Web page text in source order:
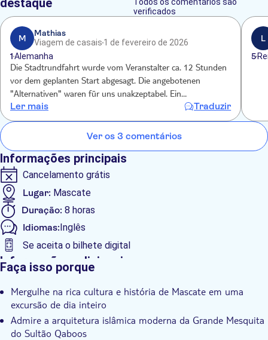
mercado de peixes e compre souvenirs exclusivos no histórico
souq.
Após um delicioso almoço em um restaurante local, o passeio
leva você ao majestoso Palácio de Al Alam, a residência
cerimonial de Sua Majestade, o Sultão. Explore o Forte Mirani,
uma fortaleza do século XVI que oferece vistas deslumbrantes
do porto.
Conclua sua jornada no Museu Nacional, onde você mergulhará
na rica herança cultural de Omã por meio de suas exposições
cuidadosamente selecionadas. Este passeio é a maneira
perfeita de vivenciar a essência de Mascate em um único dia,
combinando história, cultura e paisagens de tirar o fôlego.
destaque
verificados
M
Mathias
Viagem de casais 1 de fevereiro de 2026
1Alemanha
Die Stadtrundfahrt wurde vom Veranstalter ca. 12 Stunden
vor dem geplanten Start abgesagt. Die angebotenen
"Alternativen" waren für uns unakzeptabel. Ein
Kostenerstattungsformular wurde noch am gleichen Tag
angekündigt, ist aber bis heute noch nicht angekommen
Ler mais Traduzir
L
5
Ver os 3 comentários
Informações principais
Cancelamento grátis
Lugar: Mascate
Duração: 8 horas
Idiomas:Inglês
Se aceita o bilhete digital
Informações adicionais
Confirmação instantânea
Tour guiado
Voucher eletrônico
Faça isso porque
Mergulhe na rica cultura e história de Mascate em uma
excursão de dia inteiro
Admire a arquitetura islâmica moderna da Grande Mesquita
do Sultão Qaboos